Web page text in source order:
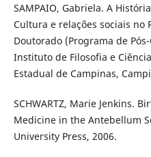
SAMPAIO, Gabriela. A
Cultura e relações sociais no
Doutorado (Programa de
Instituto de Filosofia e
Estadual de Campinas,
SCHWARTZ, Marie Jenkins.
Medicine in the Antebellum
University Press, 2006.